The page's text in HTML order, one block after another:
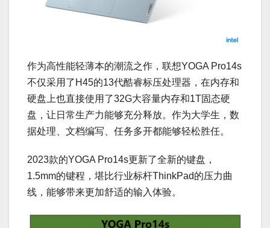
作为高性能轻薄本的潮流之作，联想YOGA Pro14s
不仅采用了H45的13代酷睿标压处理器，在内存和
硬盘上也直接使用了32G大容量内存和1T固态硬
盘，让日常生产力能够充分释放。作为大学生，数
据处理、文档编写、任务多开都能够轻松胜任。
2023款的YOGA Pro14s更新了全新的键盘，
1.5mm的键程，堪比行业标杆ThinkPad的压力曲
线，能够带来更加舒适的输入体验。